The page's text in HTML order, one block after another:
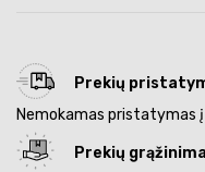
Prekių
Nemokamas pristatymas
Prekių